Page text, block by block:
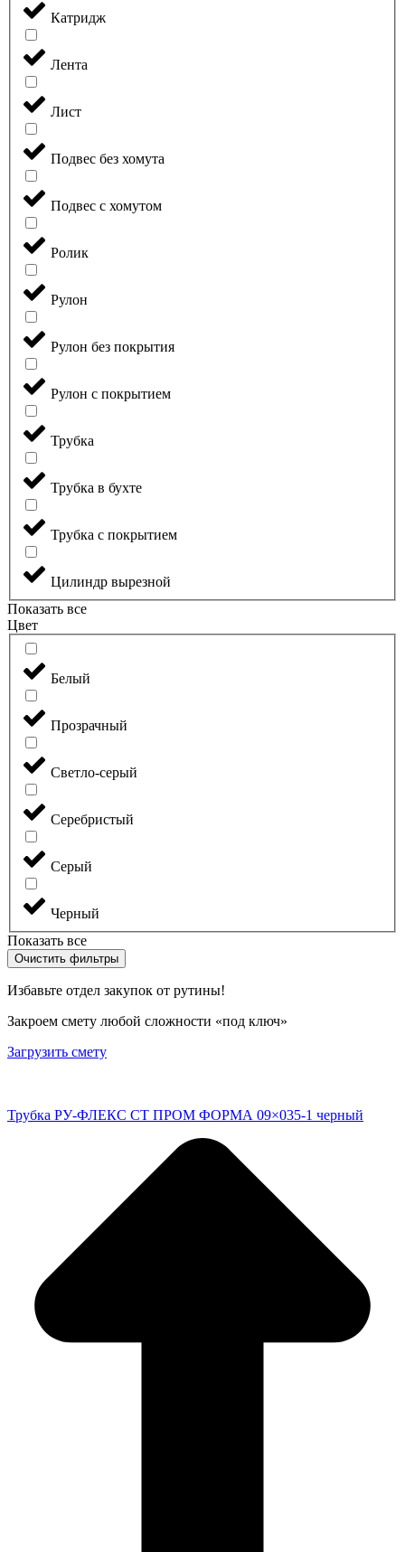
Катридж
Лента
Лист
Подвес без хомута
Подвес с хомутом
Ролик
Рулон
Рулон без покрытия
Рулон с покрытием
Трубка
Трубка в бухте
Трубка с покрытием
Цилиндр вырезной
Показать все
Цвет
Белый
Прозрачный
Светло-серый
Серебристый
Серый
Черный
Показать все
Очистить фильтры
Избавьте отдел закупок от рутины!
Закроем смету любой сложности «под ключ»
Загрузить смету
Трубка РУ-ФЛЕКС СТ ПРОМ ФОРМА 09×035-1 черный